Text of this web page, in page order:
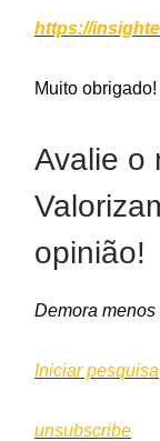
https://
Muito obrigado!
Avalie o
opinião!
Demora menos
Iniciar pesquisa
unsubscribe